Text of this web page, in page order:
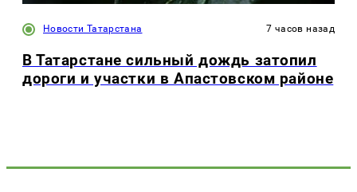
Новости Татарстана 7 часов назад
В Татарстане сильный дождь затопил
дороги и участки в Апастовском районе